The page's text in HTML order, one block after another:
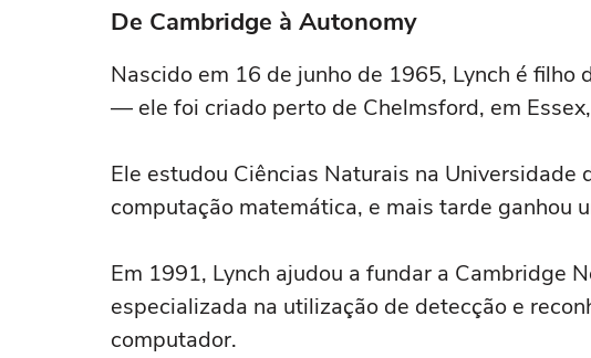
De Cambridge à Autonomy
Nascido em 16 de junho de 1965, Lynch é filho
— ele foi criado perto de Chelmsford, em
Ele estudou Ciências Naturais na
computação matemática, e mais tarde ganhou
Em 1991, Lynch ajudou a fundar a Cambridge
especializada na utilização de detecção e
computador.